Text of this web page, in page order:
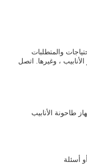
والمتطلبات
، وغيرها. اتصل
طاحونة الأنابيب
أسئلة